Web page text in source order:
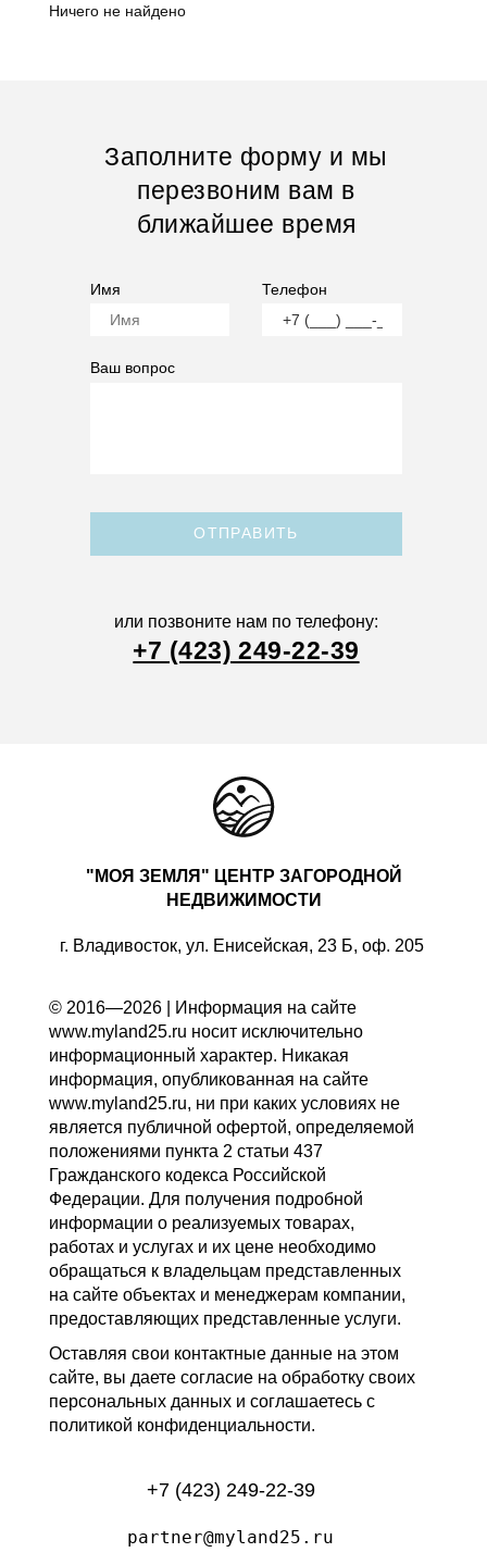
Ничего не найдено
Заполните форму и мы
перезвоним вам в
ближайшее время
Имя Телефон
Ваш вопрос
ОТПРАВИТЬ
или позвоните нам по телефону:
+7 (423) 249-22-39
"МОЯ ЗЕМЛЯ" ЦЕНТР ЗАГОРОДНОЙ
НЕДВИЖИМОСТИ
г. Владивосток, ул. Енисейская, 23 Б, оф. 205
© 2016—2026 | Информация на сайте
www.myland25.ru носит исключительно
информационный характер. Никакая
информация, опубликованная на сайте
www.myland25.ru, ни при каких условиях не
является публичной офертой, определяемой
положениями пункта 2 статьи 437
Гражданского кодекса Российской
Федерации. Для получения подробной
информации о реализуемых товарах,
работах и услугах и их цене необходимо
обращаться к владельцам представленных
на сайте объектах и менеджерам компании,
предоставляющих представленные услуги.
Оставляя свои контактные данные на этом
сайте, вы даете согласие на обработку своих
персональных данных и соглашаетесь с
политикой конфиденциальности.
+7 (423) 249-22-39
partner@myland25.ru